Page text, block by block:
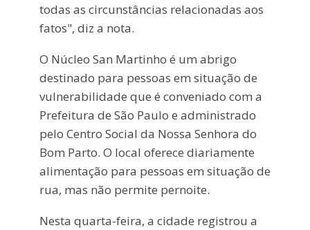
todas as circunstâncias relacionadas aos
fatos", diz a nota.
O Núcleo San Martinho é um abrigo
destinado para pessoas em situação de
vulnerabilidade que é conveniado com a
Prefeitura de São Paulo e administrado
pelo Centro Social da Nossa Senhora do
Bom Parto. O local oferece diariamente
alimentação para pessoas em situação de
rua, mas não permite pernoite.
Nesta quarta-feira, a cidade registrou a